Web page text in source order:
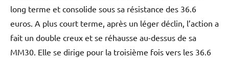
long terme et consolide sous sa résistance des 36.6
euros. A plus court terme, après un léger déclin, l’action a
fait un double creux et se réhausse au-dessus de sa
MM30. Elle se dirige pour la troisième fois vers les 36.6